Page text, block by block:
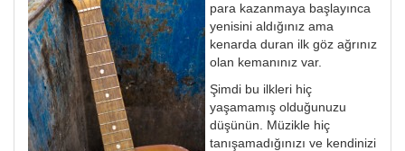
para kazanmaya başlayınca
yenisini aldığınız ama
kenarda duran ilk göz ağrınız
olan kemanınız var.
Şimdi bu ilkleri hiç
yaşamamış olduğunuzu
düşünün. Müzikle hiç
tanışamadığınızı ve kendinizi